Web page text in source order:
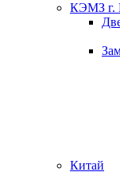
КЭМЗ г.
Китай